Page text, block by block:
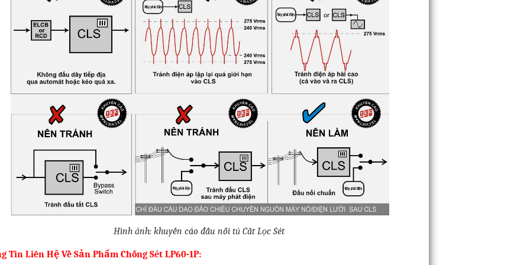
Hình ảnh: khuyến cáo đấu nối tủ Cắt Lọc Sét
Tin Liên Hệ Về Sản Phẩm Chống Sét LP60-1P: